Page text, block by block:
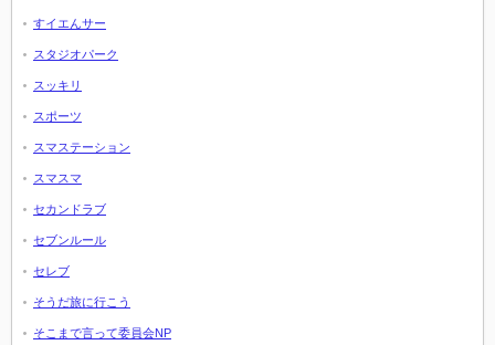
すイエんサー
スタジオパーク
スッキリ
スポーツ
スマステーション
スマスマ
セカンドラブ
セブンルール
セレブ
そうだ旅に行こう
そこまで言って委員会NP